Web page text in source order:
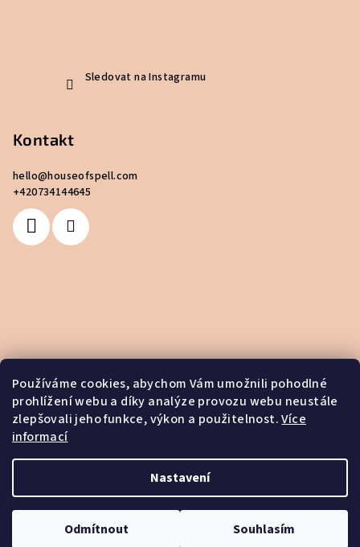
Používáme cookies, abychom Vám umožnili pohodlné
prohlížení webu a díky analýze provozu webu neustále
zlepšovali jeho funkce, výkon a použitelnost.Více
informací
Nastavení
Odmítnout Souhlasím
Sledovat na Instagramu
Kontakt
hello@houseofspell.com
+420734144645
House of Spell